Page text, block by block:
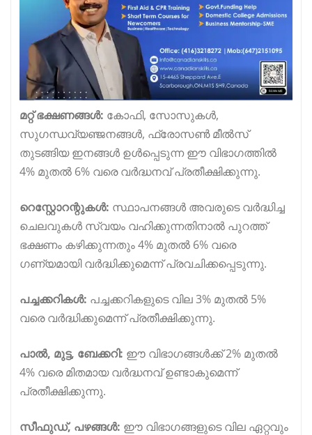
മറ്റ് ഭക്ഷണങ്ങൾ: കോഫി, സോസുകൾ,
സുഗന്ധവ്യഞ്ജനങ്ങൾ, ഫ്രോസൺ മീൽസ്
തുടങ്ങിയ ഇനങ്ങൾ ഉൾപ്പെടുന്ന ഈ വിഭാഗത്തിൽ
4% മുതൽ 6% വരെ വർദ്ധനവ് പ്രതീക്ഷിക്കുന്നു.
റെസ്റ്റോറന്റുകൾ: സ്ഥാപനങ്ങൾ അവരുടെ വർദ്ധിച്ച
ചെലവുകൾ സ്വയം വഹിക്കുന്നതിനാൽ പുറത്ത്
ഭക്ഷണം കഴിക്കുന്നതും 4% മുതൽ 6% വരെ
ഗണ്യമായി വർദ്ധിക്കുമെന്ന് പ്രവചിക്കപ്പെടുന്നു.
പച്ചക്കറികൾ: പച്ചക്കറികളുടെ വില 3% മുതൽ 5%
വരെ വർദ്ധിക്കുമെന്ന് പ്രതീക്ഷിക്കുന്നു.
പാൽ, മുട്ട, ബേക്കറി: ഈ വിഭാഗങ്ങൾക്ക് 2% മുതൽ
4% വരെ മിതമായ വർദ്ധനവ് ഉണ്ടാകുമെന്ന്
പ്രതീക്ഷിക്കുന്നു.
സീഫുഡ്, പഴങ്ങൾ: ഈ വിഭാഗങ്ങളുടെ വില ഏറ്റവും